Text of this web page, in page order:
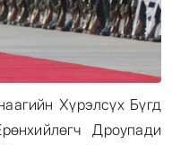
Хүрэлсүх Бүгд
Дроупади